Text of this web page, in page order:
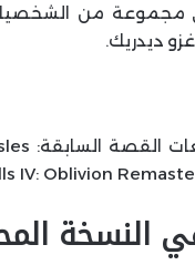
مجموعة من
ديدريك.
النسخة